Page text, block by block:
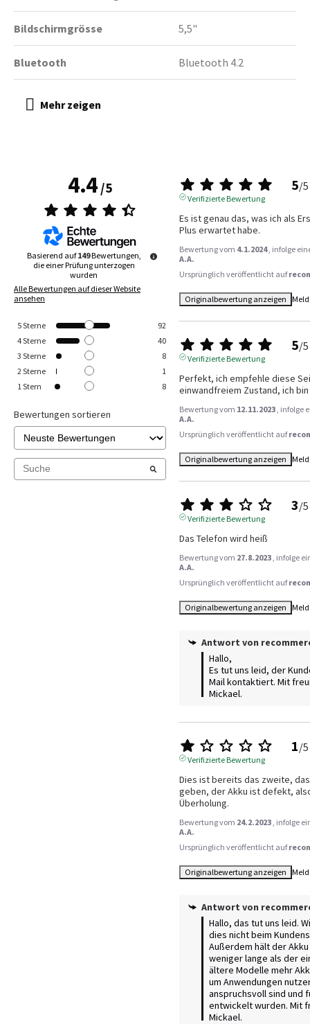
Bildschirmgrösse 5,5"
Bluetooth Bluetooth 4.2
4.4/5
Basierend auf149Bewertungen,
die einer Prüfung unterzogen
wurden
Alle Bewertungen auf dieser Website
ansehen
5Sterne
92
4Sterne
40
3 Sterne
8
2 Sterne
1
1 Stern 8
Bewertungen sortieren
5/5
Verifizierte Bewertung
Es ist genau das, was ich als
Plus erwartet habe.
Bewertung vom 4.1.2024 , infolge
A.A.
Ursprünglich veröffentlicht auf
Originalbewertung anzeigen
5/5
Verifizierte Bewertung
Perfekt, ich empfehle diese
einwandfreiem Zustand, ich
Bewertung vom 12.11.2023 , infolge
A.A.
Ursprünglich veröffentlicht auf
Originalbewertung anzeigen
3/5
Verifizierte Bewertung
Das Telefon wird heiß
Bewertung vom 27.8.2023 , infolge
A.A.
Ursprünglich veröffentlicht auf
Originalbewertung anzeigen
Antwort von
Hallo,
Es tut uns leid, der
Mail kontaktiert. Mit
Mickael.
1/5
Verifizierte Bewertung
Dies ist bereits das zweite,
geben, der Akku ist defekt,
Überholung.
Bewertung vom 24.2.2023 , infolge
A.A.
Ursprünglich veröffentlicht auf
Originalbewertung anzeigen
Antwort von
Hallo, das tut uns leid.
dies nicht beim
Außerdem hält der
weniger lange als der
ältere Modelle mehr
um Anwendungen
anspruchsvoll sind und
entwickelt wurden. Mit
Mickael.